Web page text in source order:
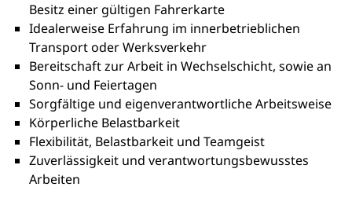
Besitz einer gültigen Fahrerkarte
Idealerweise Erfahrung im innerbetrieblichen
Transport oder Werksverkehr
Bereitschaft zur Arbeit in Wechselschicht, sowie an
Sonn- und Feiertagen
Sorgfältige und eigenverantwortliche Arbeitsweise
Körperliche Belastbarkeit
Flexibilität, Belastbarkeit und Teamgeist
Zuverlässigkeit und verantwortungsbewusstes
Arbeiten